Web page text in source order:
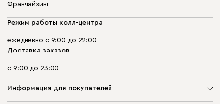
Франчайзинг
Режим работы колл-центра
ежедневно с 9:00 до 22:00
Доставка заказов
с 9:00 до 23:00
Информация для покупателей